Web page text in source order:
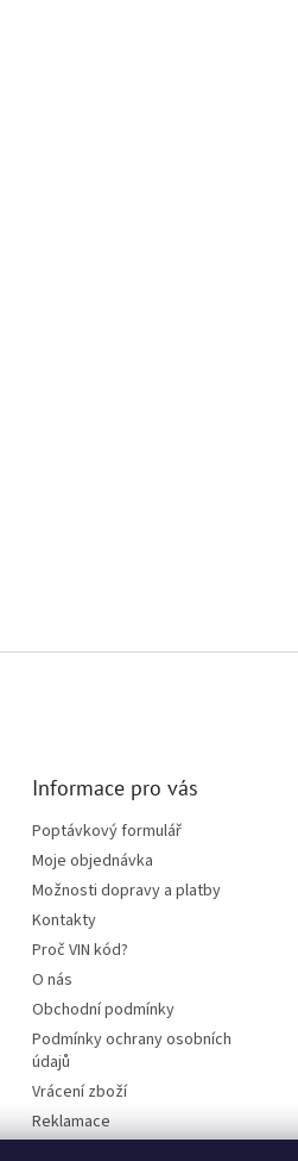
Informace pro vás
Poptávkový formulář
Moje objednávka
Možnosti dopravy a platby
Kontakty
Proč VIN kód?
O nás
Obchodní podmínky
Podmínky ochrany osobních
údajů
Vrácení zboží
Reklamace